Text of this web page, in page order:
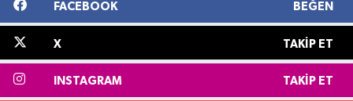
FACEBOOK BEĞEN
X TAKIP ET
INSTAGRAM TAKIP ET